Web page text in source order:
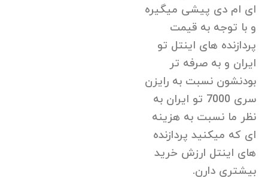
ای ام دی پیشی میگیره
و با توجه به قیمت
پردازنده های اینتل تو
ایران و به صرفه تر
بودنشون نسبت به رایزن
سری 7000 تو ایران به
نظر ما نسبت به هزینه
ای که میکنید پردازنده
های اینتل ارزش خرید
بیشتری دارن.